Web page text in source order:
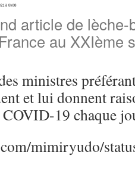
article de
France au XXIème
ministres
et lui donnent
19 chaque
mimiryudo/